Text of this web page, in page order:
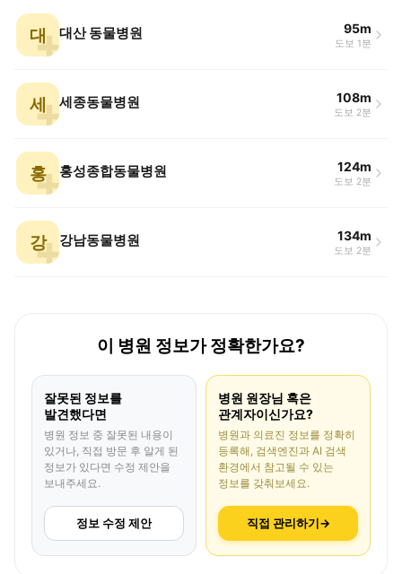
대 대산 동물병원 95m
도보 1분
세 세종동물병원 108m
도보 2분
홍 홍성종합동물병원 124m
도보 2분
강 강남동물병원 134m
도보 2분
이 병원 정보가 정확한가요?
잘못된 정보를
발견했다면
병원 정보 중 잘못된 내용이
있거나, 직접 방문 후 알게 된
정보가 있다면 수정 제안을
보내주세요.
정보 수정 제안
병원 원장님 혹은
관계자이신가요?
병원과 의료진 정보를 정확히
등록해, 검색엔진과 AI 검색
환경에서 참고될 수 있는
정보를 갖춰보세요.
직접 관리하기→